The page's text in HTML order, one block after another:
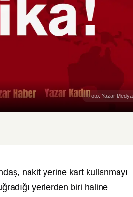
Foto: Yazar Medya
nakit yerine kart kullanmayı
yerlerden biri haline